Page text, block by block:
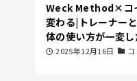
Weck Method×コ
変わる|トレーナー
体の使い方が一変し
2025年12月16日